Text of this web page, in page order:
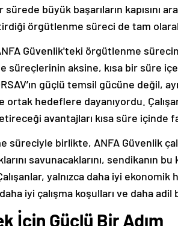
sürede büyük başarıların kapısını
örgütlenme süreci de tam
Güvenlik'teki örgütlenme
süreçlerinin aksine, kısa bir süre
güçlü temsil gücüne değil,
ortak hedeflere dayanıyordu.
avantajları kısa süre içinde
süreciyle birlikte, ANFA Güvenlik
savunacaklarını, sendikanın
yalnızca daha iyi
iyi çalışma koşulları ve daha
İçin Güçlü Bir Adım